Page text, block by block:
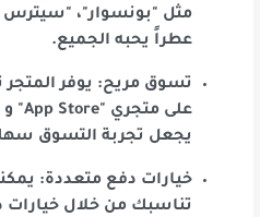
مثل "بونسوار"، "سيترس
عطراً يحبه الجميع.
تسوق مريح: يوفر المتجر
يجعل تجربة التسوق
خيارات دفع متعددة:
تناسبك من خلال خيارات